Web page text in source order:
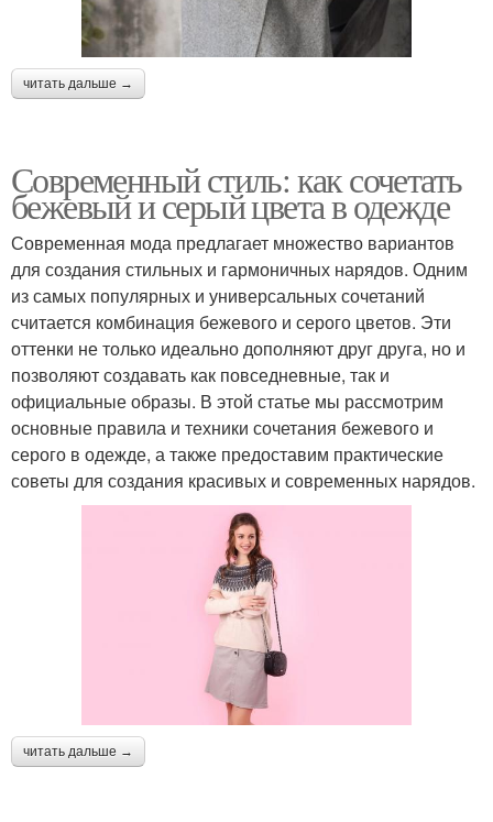
читать дальше →
Современный стиль: как сочетать
бежевый и серый цвета в одежде
Современная мода предлагает множество вариантов
для создания стильных и гармоничных нарядов. Одним
из самых популярных и универсальных сочетаний
считается комбинация бежевого и серого цветов. Эти
оттенки не только идеально дополняют друг друга, но и
позволяют создавать как повседневные, так и
официальные образы. В этой статье мы рассмотрим
основные правила и техники сочетания бежевого и
серого в одежде, а также предоставим практические
советы для создания красивых и современных нарядов.
читать дальше →